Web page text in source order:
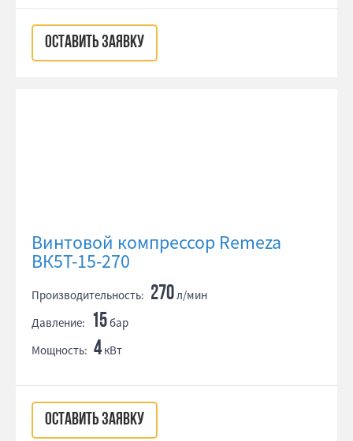
ОСТАВИТЬ ЗАЯВКУ
Винтовой компрессор Remeza
ВК5Т-15-270
Производительность: 270л/мин
Давление: 15бар
Мощность: 4 кВт
ОСТАВИТЬ ЗАЯВКУ